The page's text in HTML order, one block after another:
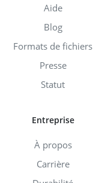
Aide
Blog
Formats de fichiers
Presse
Statut
Entreprise
À propos
Carrière